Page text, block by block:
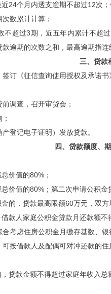
24个月内透支逾期不超过12次
数累计计算；
不超过3期，近五年内累计不超
逾期的次数之和，最高逾期指连
三、贷款
签订《征信查询使用授权及承诺
调查，召开审贷会；
登记电子证明）发放贷款。
四、贷款额度、
价值的80%；
价值的80%；第二次申请公积金
的，贷款最高限额60万元，双
款人家庭公积金贷款月还款额
考虑住房公积金月缴存基数、
按借款人及配偶可对冲还款的
贷款金额不得超过家庭年收入总